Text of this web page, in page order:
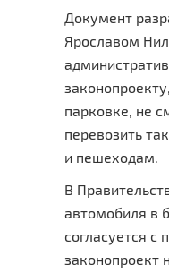
Документ
Ярославом
парковке, не
перевозить
и пешеходам.
В
автомобиля в
согласуется с
законопроект